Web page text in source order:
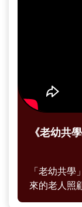
《老幼共
「老幼共
來的老人照
其倡導讓長